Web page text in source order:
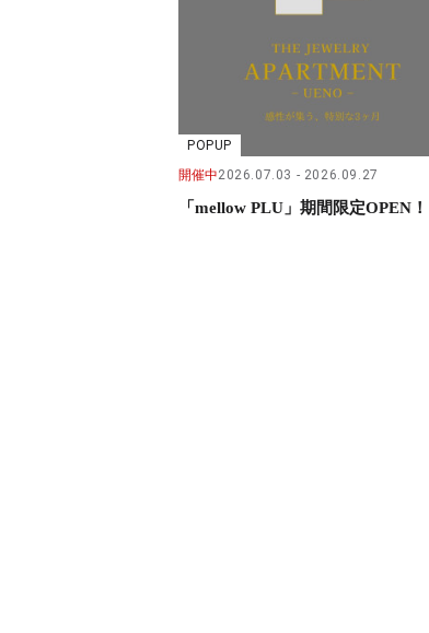
POPUP
開催中2026.07.03 2026.09.27
「mellow PLU」期間限定OPEN！